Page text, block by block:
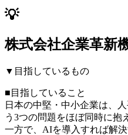
💡
株式会社企業⾰新
▼目指しているもの
■目指していること
日本の中堅・中小企業は、
う3つの問題をほぼ同時に抱
一方で、AIを導入すれば解